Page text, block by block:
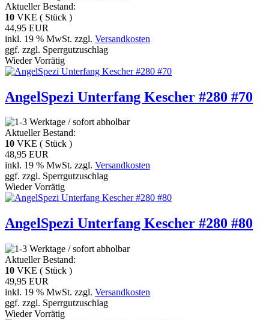
Aktueller Bestand:
10 VKE ( Stück )
44,95 EUR
inkl. 19 % MwSt. zzgl. Versandkosten
ggf. zzgl. Sperrgutzuschlag
Wieder Vorrätig
AngelSpezi Unterfang Kescher #280 #70
Aktueller Bestand:
10 VKE ( Stück )
48,95 EUR
inkl. 19 % MwSt. zzgl. Versandkosten
ggf. zzgl. Sperrgutzuschlag
Wieder Vorrätig
AngelSpezi Unterfang Kescher #280 #80
Aktueller Bestand:
10 VKE ( Stück )
49,95 EUR
inkl. 19 % MwSt. zzgl. Versandkosten
ggf. zzgl. Sperrgutzuschlag
Wieder Vorrätig